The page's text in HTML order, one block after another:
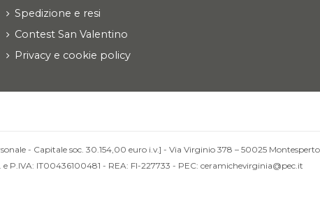
Spedizione e resi
Contest San Valentino
Privacy e cookie policy
- Capitale soc. 30.154,00 euro i.v.] - Via Virginio 378 – 50025
e P.IVA: IT00436100481 - REA: FI-227733 - PEC: ceramichevirginia@pec.it